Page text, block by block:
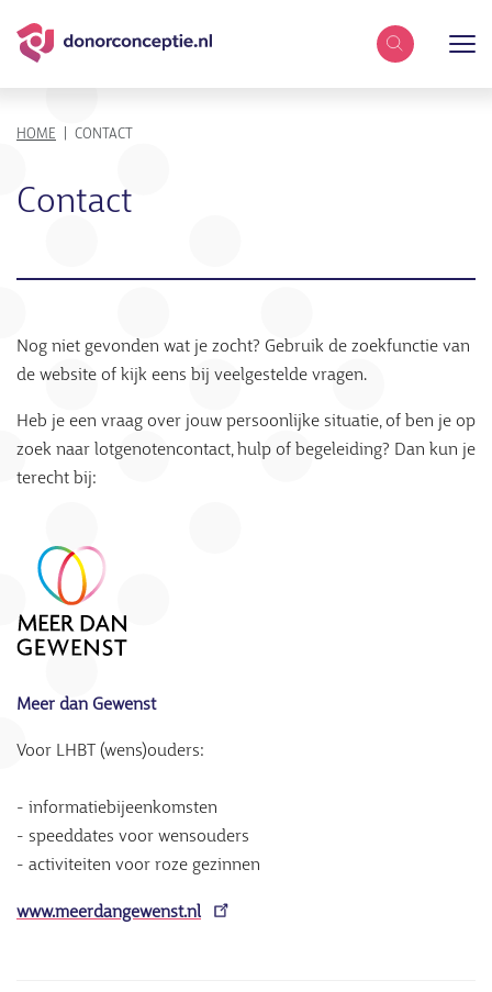
Zoekterm
KRUIMELPAD
HOME CONTACT
Contact
Nog niet gevonden wat je zocht? Gebruik de zoekfunctie van
de website of kijk eens bij veelgestelde vragen.
Heb je een vraag over jouw persoonlijke situatie, of ben je op
zoek naar lotgenotencontact, hulp of begeleiding? Dan kun je
terecht bij:
Meer dan Gewenst
Voor LHBT (wens)ouders:
- informatiebijeenkomsten
- speeddates voor wensouders
- activiteiten voor roze gezinnen
www.meerdangewenst.nl